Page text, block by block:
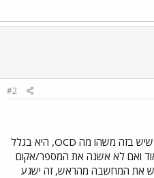
#2
שהסיבה העיקרית שאני חושדת שיש בזה משהו מה OCD, היא בגלל
ואם לא אשנה את המספר/אקום
את המחשבה מהראש, זה ישגע